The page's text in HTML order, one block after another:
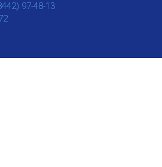
97-48-13